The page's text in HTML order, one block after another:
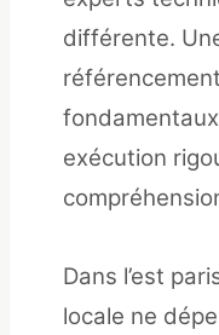
différente.
exécution
Dans l’est
locale ne